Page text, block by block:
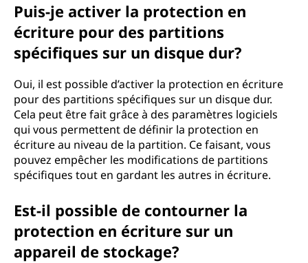
Puis-je activer la protection en
écriture pour des partitions
spécifiques sur un disque dur?
Oui, il est possible d’activer la protection en écriture
pour des partitions spécifiques sur un disque dur.
Cela peut être fait grâce à des paramètres logiciels
qui vous permettent de définir la protection en
écriture au niveau de la partition. Ce faisant, vous
pouvez empêcher les modifications de partitions
spécifiques tout en gardant les autres in écriture.
Est-il possible de contourner la
protection en écriture sur un
appareil de stockage?